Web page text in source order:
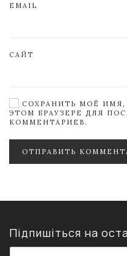
EMAIL
САЙТ
СОХРАНИТЬ МОЁ ИМЯ,
ЭТОМ БРАУЗЕРЕ ДЛЯ
КОММЕНТАРИЕВ.
ОТПРАВИТЬ
Підпишіться на